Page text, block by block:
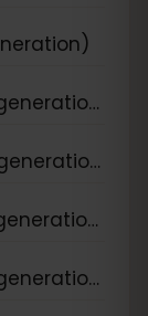
Apple iPad Pro 12.9-inch (3rd generation)
Apple iPad Pro 12.9-inch (4th generation)
Apple iPad Pro 12.9-inch (5th generation)
Apple iPad Pro 12.9-inch (6th generation)